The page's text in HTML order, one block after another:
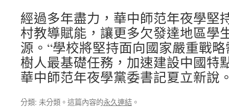
經過多年盡力，華中師范年夜學堅
村教導賦能，讓更多欠發達地區學
源。“學校將堅持面向國家嚴重戰
樹人最基礎任務，加速建設中國特
華中師范年夜學黨委書記夏立新說
分類: 未分類。這篇內容的永久連結 。